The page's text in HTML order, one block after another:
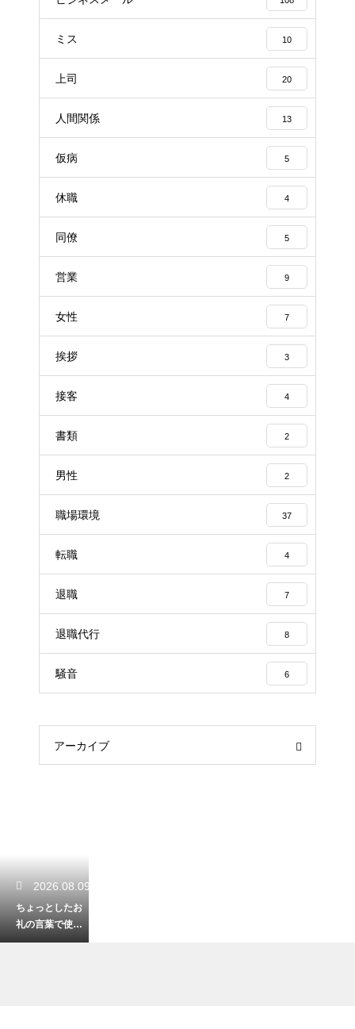
ミス 10
上司 20
人間関係 13
仮病 5
休職 4
同僚 5
営業 9
女性 7
挨拶 3
接客 4
書類 2
男性 2
職場環境 37
転職 4
退職 7
退職代行 8
騒音 6
アーカイブ
2026.08.09
ちょっとしたお
礼の言葉で使え
る例文！ビジネ